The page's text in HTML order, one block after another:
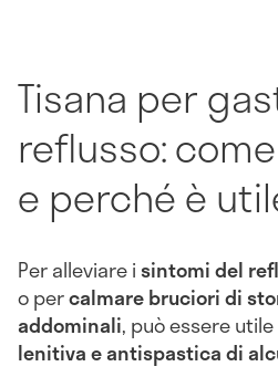
Tisana per
reflusso:
e perché è
Per alleviare isintomi del
o percalmare bruciori di
addominali, può essere
lenitiva e antispastica di